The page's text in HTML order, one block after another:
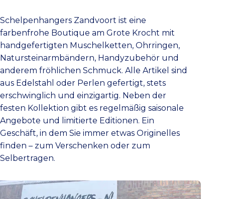
Schelpenhangers Zandvoort ist eine
farbenfrohe Boutique am Grote Krocht mit
handgefertigten Muschelketten, Ohrringen,
Natursteinarmbändern, Handyzubehör und
anderem fröhlichen Schmuck. Alle Artikel sind
aus Edelstahl oder Perlen gefertigt, stets
erschwinglich und einzigartig. Neben der
festen Kollektion gibt es regelmäßig saisonale
Angebote und limitierte Editionen. Ein
Geschäft, in dem Sie immer etwas Originelles
finden – zum Verschenken oder zum
Selbertragen.